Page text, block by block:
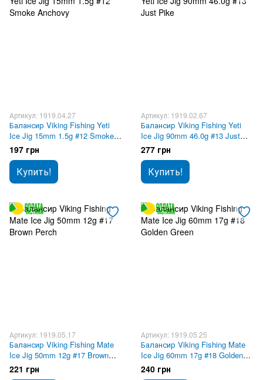
Артикул: 1919.04.27
Балансир Viking Fishing Yeti
Ice Jig 15mm 1.5g #12 Smoke
Anchovy
197 грн
Купить!
Артикул: 1919.02.67
Балансир Viking Fishing Yeti
Ice Jig 90mm 46.0g #13 Just
Pike
277 грн
Купить!
Артикул: 1919.05.17
Балансир Viking Fishing Mate
Ice Jig 50mm 12g #17 Brown
Perch
221 грн
Артикул: 1919.05.25
Балансир Viking Fishing Mate
Ice Jig 60mm 17g #18 Golden
Green
240 грн